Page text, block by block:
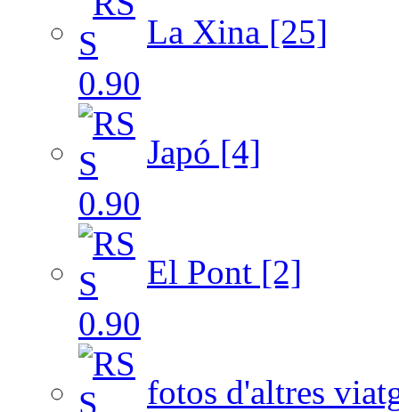
La Xina [25]
Japó [4]
El Pont [2]
fotos d'altres